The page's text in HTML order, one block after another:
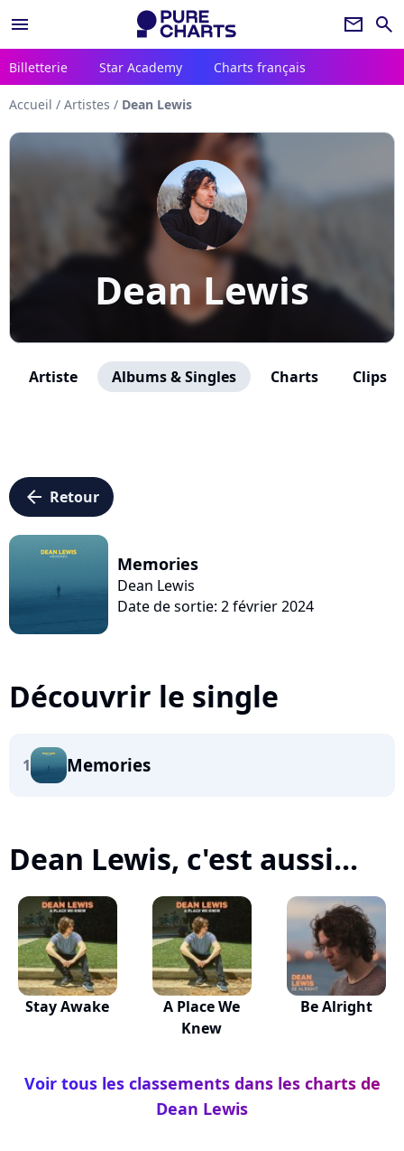
menu newsletter search
Billetterie Star Academy Charts français
Accueil / Artistes / Dean Lewis
Dean Lewis
Artiste Albums & Singles Charts Clips
arrow_left Retour
Memories
Dean Lewis
Date de sortie: 2 février 2024
Découvrir le single
1 Memories
Dean Lewis, c'est aussi...
Stay Awake
A Place We
Knew
Be Alright
Voir tous les classements dans les charts de
Dean Lewis